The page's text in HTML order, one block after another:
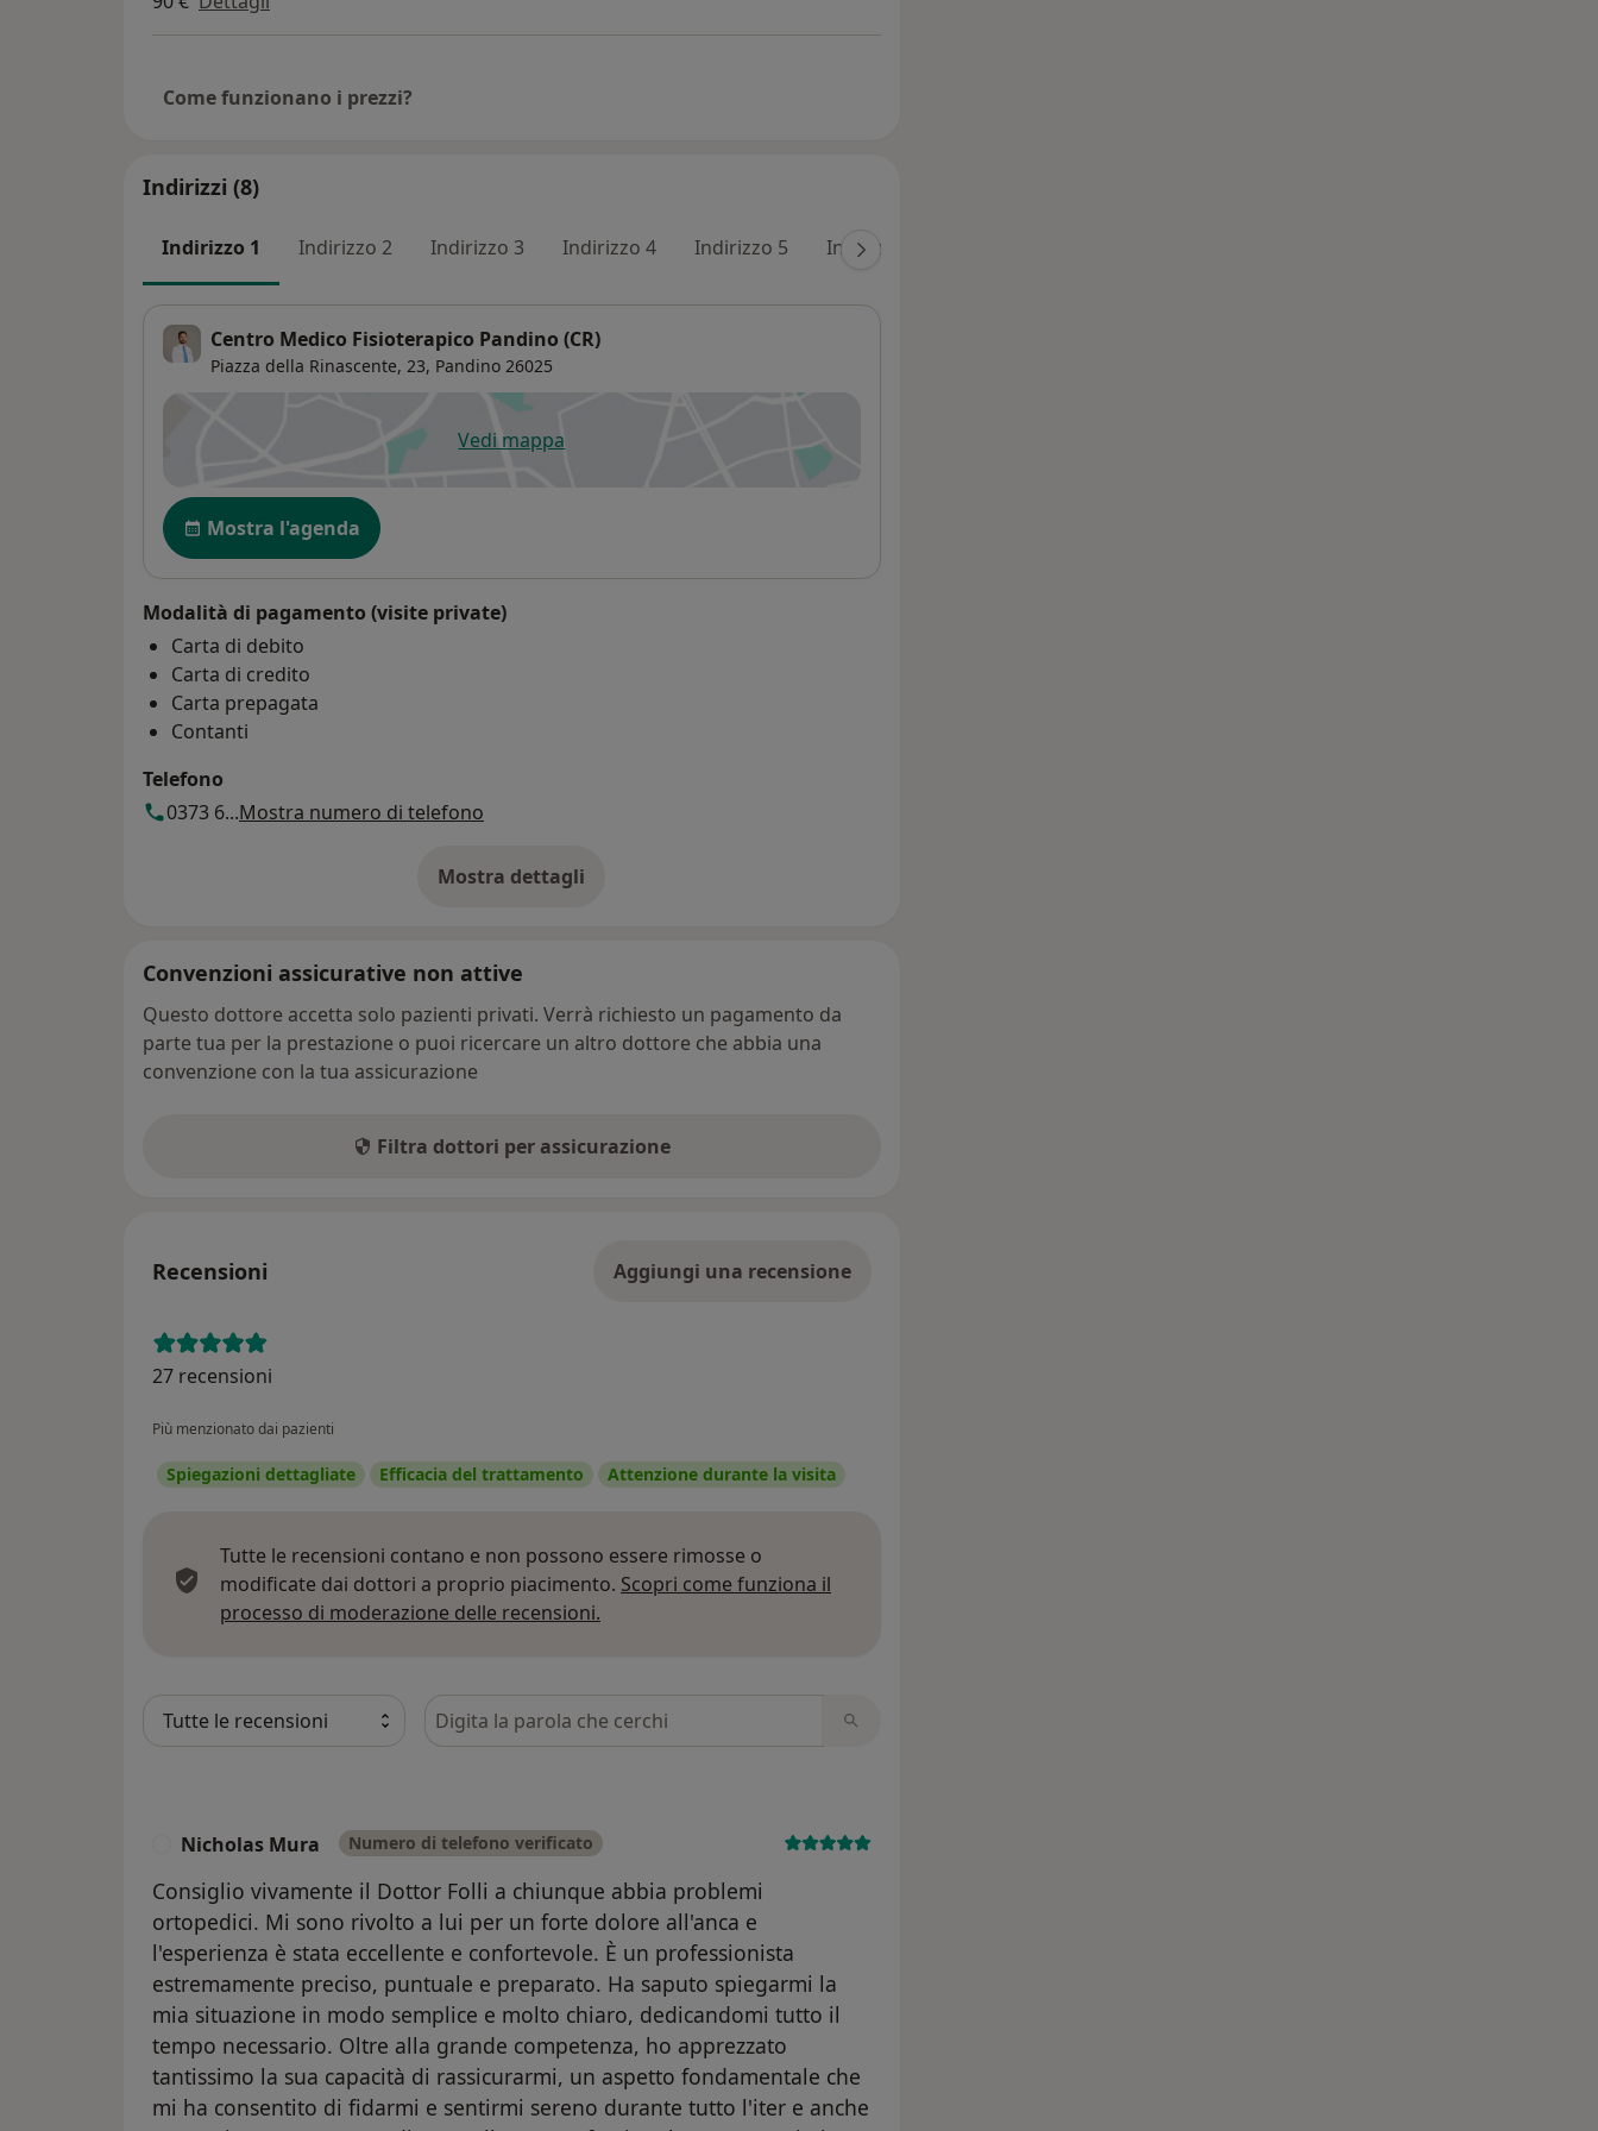
Come funzionano i prezzi?
Indirizzi (8)
Indirizzo 1 Indirizzo 2 Indirizzo 3 Indirizzo 4 Indirizzo 5 Indirizzo 6
Centro Medico Fisioterapico Pandino (CR)
Piazza della Rinascente, 23, Pandino 26025
Vedi mappasi apre in una nuova scheda
Disponibilità
Mostra l'agenda
Modalità di pagamento (visite private)
Carta di debito
Carta di credito
Carta prepagata
Contanti
Telefono
0373 6...Mostra numero di telefono
Mostra dettagli
sull'indirizzo
Convenzioni assicurative non attive
Questo dottore accetta solo pazienti privati. Verrà richiesto un pagamento da
parte tua per la prestazione o puoi ricercare un altro dottore che abbia una
convenzione con la tua assicurazione
Filtra dottori per assicurazione
Recensioni Aggiungi una recensione
27 recensioni
Più menzionato dai pazienti
Spiegazioni dettagliate Efficacia del trattamento Attenzione durante la visita
Tutte le recensioni contano e non possono essere rimosse o
modificate dai dottori a proprio piacimento. Scopri come funziona il
processo di moderazione delle recensioni.
Cerca nelle recensioni
Nicholas Mura Numero di telefono verificato
Consiglio vivamente il Dottor Folli a chiunque abbia problemi
ortopedici. Mi sono rivolto a lui per un forte dolore all'anca e
l'esperienza è stata eccellente e confortevole. È un professionista
estremamente preciso, puntuale e preparato. Ha saputo spiegarmi la
mia situazione in modo semplice e molto chiaro, dedicandomi tutto il
tempo necessario. Oltre alla grande competenza, ho apprezzato
tantissimo la sua capacità di rassicurarmi, un aspetto fondamentale che
mi ha consentito di fidarmi e sentirmi sereno durante tutto l'iter e anche